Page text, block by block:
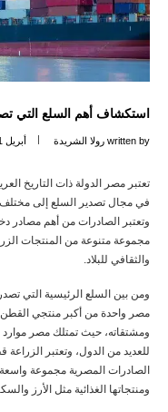
استكشاف أهم السلع التي
written by رولا الشريدة أبريل 21, 2024
تعتبر مصر الدولة ذات التاريخ
في مجال تصدير السلع إلى مختلف
وتعتبر الصادرات من أهم مصادر
مجموعة متنوعة من المنتجات
والثقافي للبلاد.
ومن بين السلع الرئيسية التي
مصر واحدة من أكبر منتجي القطن
ومشتقاته، حيث تمتلك مصر موارد
للعديد من الدول، وتعتبر
الصادرات المصرية مجموعة
ومنتجاتها الغذائية مثل الأرز